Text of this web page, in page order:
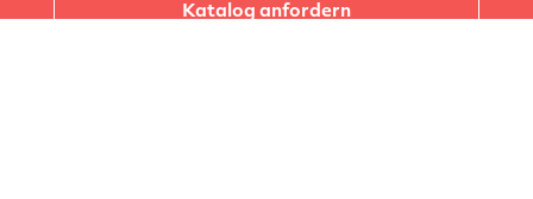
Katalog anfordern